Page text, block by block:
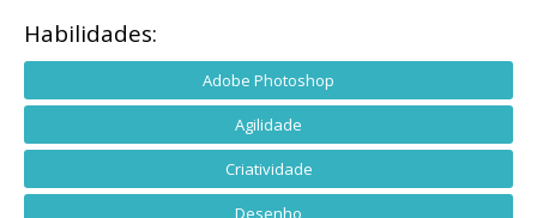
Habilidades:
Adobe Photoshop
Agilidade
Criatividade
Desenho